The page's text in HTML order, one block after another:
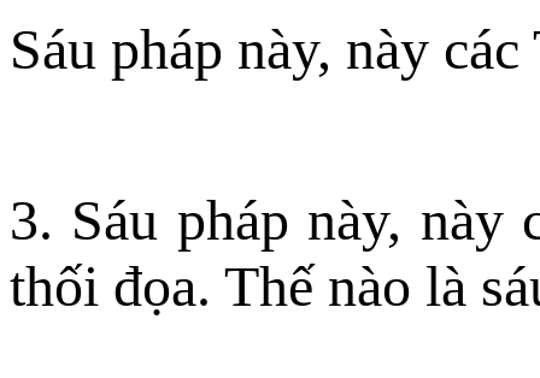
Sáu pháp này, này
3. Sáu pháp này,
thối đọa. Thế nào là